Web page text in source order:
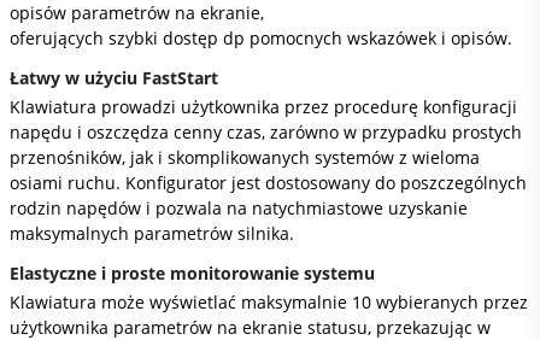
opisów parametrów na ekranie,
oferujących szybki dostęp dp pomocnych wskazówek i opisów.
Łatwy w użyciu FastStart
Klawiatura prowadzi użytkownika przez procedurę konfiguracji
napędu i oszczędza cenny czas, zarówno w przypadku prostych
przenośników, jak i skomplikowanych systemów z wieloma
osiami ruchu. Konfigurator jest dostosowany do poszczególnych
rodzin napędów i pozwala na natychmiastowe uzyskanie
maksymalnych parametrów silnika.
Elastyczne i proste monitorowanie systemu
Klawiatura może wyświetlać maksymalnie 10 wybieranych przez
użytkownika parametrów na ekranie statusu, przekazując w